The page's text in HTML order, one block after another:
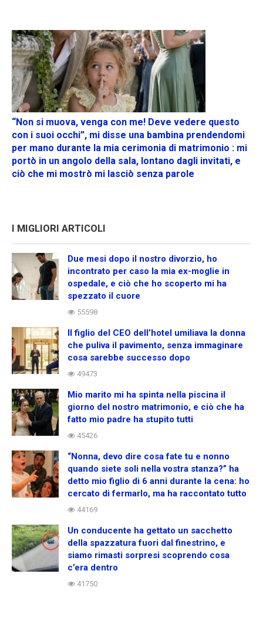
“Non si muova, venga con me! Deve vedere questo
con i suoi occhi”, mi disse una bambina prendendomi
per mano durante la mia cerimonia di matrimonio : mi
portò in un angolo della sala, lontano dagli invitati, e
ciò che mi mostrò mi lasciò senza parole
I MIGLIORI ARTICOLI
Due mesi dopo il nostro divorzio, ho
incontrato per caso la mia ex-moglie in
ospedale, e ciò che ho scoperto mi ha
spezzato il cuore
55598
Il figlio del CEO dell’hotel umiliava la donna
che puliva il pavimento, senza immaginare
cosa sarebbe successo dopo
49473
Mio marito mi ha spinta nella piscina il
giorno del nostro matrimonio, e ciò che ha
fatto mio padre ha stupito tutti
45426
“Nonna, devo dire cosa fate tu e nonno
quando siete soli nella vostra stanza?” ha
detto mio figlio di 6 anni durante la cena: ho
cercato di fermarlo, ma ha raccontato tutto
44169
Un conducente ha gettato un sacchetto
della spazzatura fuori dal finestrino, e
siamo rimasti sorpresi scoprendo cosa
c’era dentro
41750